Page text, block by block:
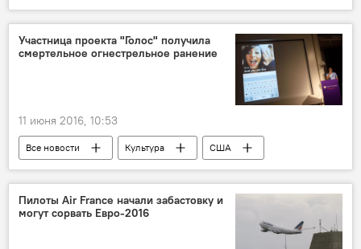
RT
Участница проекта "Голос" получила
смертельное огнестрельное ранение
11 июня 2016, 10:53
Все новости Культура
США
стрельба
Пилоты Air France начали забастовку и
могут сорвать Евро-2016